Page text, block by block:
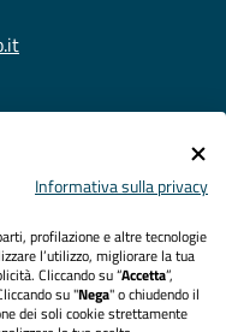
Informativa sulla privacy
profilazione e altre tecnologie
l’utilizzo, migliorare la tua
Cliccando su “Accetta”,
su "Nega" o chiudendo il
dei soli cookie strettamente